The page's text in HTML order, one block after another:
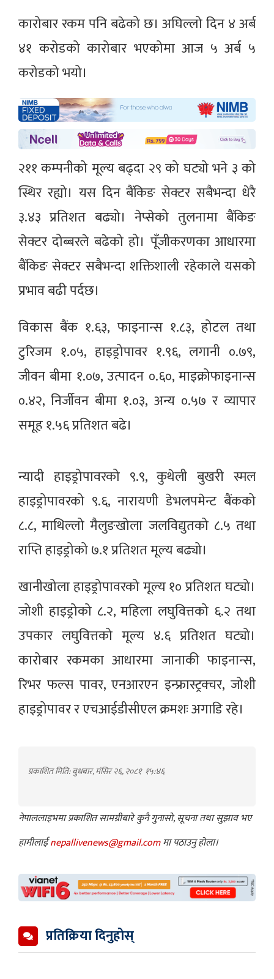
कारोबार रकम पनि बढेको छ। अघिल्लो दिन ४ अर्ब
४१ करोडको कारोबार भएकोमा आज ५ अर्ब ५
करोडको भयो।
२११ कम्पनीको मूल्य बढ्दा २९ को घट्यो भने ३ को
स्थिर रह्यो। यस दिन बैंकिङ सेक्टर सबैभन्दा धेरै
३.४३ प्रतिशत बढ्यो। नेप्सेको तुलनामा बैंकिङ
सेक्टर दोब्बरले बढेको हो। पूँजीकरणका आधारमा
बैंकिङ सेक्टर सबैभन्दा शक्तिशाली रहेकाले यसको
प्रभाव बढी पर्दछ।
विकास बैंक १.६३, फाइनान्स १.८३, होटल तथा
टुरिजम १.०५, हाइड्रोपावर १.९६, लगानी ०.७९,
जीवन बीमा १.०७, उत्पादन ०.६०, माइक्रोफाइनान्स
०.४२, निर्जीवन बीमा १.०३, अन्य ०.५७ र व्यापार
समूह १.५६ प्रतिशत बढे।
न्यादी हाइड्रोपावरको ९.९, कुथेली बुखरी स्मल
हाइड्रोपावरको ९.६, नारायणी डेभलपमेन्ट बैंकको
८.८, माथिल्लो मैलुङखोला जलविद्युतको ८.५ तथा
राप्ति हाइड्रोको ७.१ प्रतिशत मूल्य बढ्यो।
खानीखोला हाइड्रोपावरको मूल्य १० प्रतिशत घट्यो।
जोशी हाइड्रोको ८.२, महिला लघुवित्तको ६.२ तथा
उपकार लघुवित्तको मूल्य ४.६ प्रतिशत घट्यो।
कारोबार रकमका आधारमा जानाकी फाइनान्स,
रिभर फल्स पावर, एनआरएन इन्फ्रास्ट्रक्चर, जोशी
हाइड्रोपावर र एचआईडीसीएल क्रमशः अगाडि रहे।
प्रकाशित मिति: बुधबार, मंसिर २६, २०८१ १५:४६
नेपाललाइभमा प्रकाशित सामग्रीबारे कुनै गुनासो, सूचना तथा सुझाव भए
हामीलाईnepallivenews@gmail.comमा पठाउनु होला।
प्रतिक्रिया दिनुहोस्